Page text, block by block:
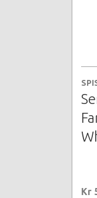
Kr